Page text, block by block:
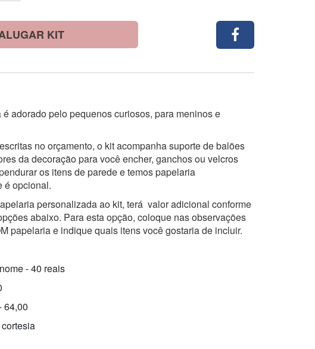
KIT
é adorado pelo pequenos curiosos, para meninos e
no orçamento, o kit acompanha suporte de balões
da decoração para você encher, ganchos ou velcros
os itens de parede e temos papelaria
é opcional.
personalizada ao kit, terá valor adicional conforme
abaixo. Para esta opção, coloque nas observações
papelaria e indique quais itens você gostaria de incluir.
- 40 reais
64,00